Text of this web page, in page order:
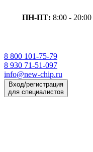
ПН-ПТ: 8:00 - 20:00
8 800 101-75-79
8 930 71-51-097
info@new-chip.ru
Вход/регистрация
для специалистов